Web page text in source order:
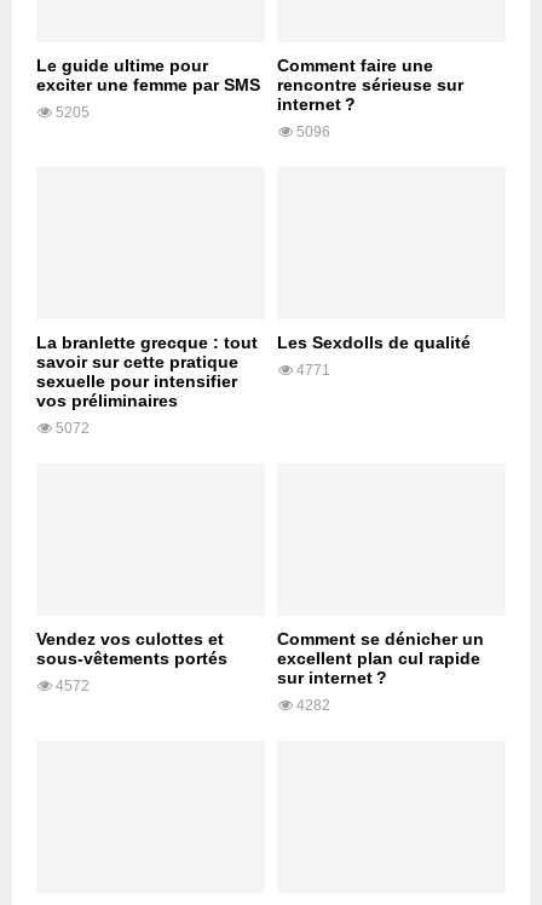
Le guide ultime pour
exciter une femme par SMS
5205
Comment faire une
rencontre sérieuse sur
internet ?
5096
La branlette grecque : tout
savoir sur cette pratique
sexuelle pour intensifier
vos préliminaires
5072
Les Sexdolls de qualité
4771
Vendez vos culottes et
sous-vêtements portés
4572
Comment se dénicher un
excellent plan cul rapide
sur internet ?
4282